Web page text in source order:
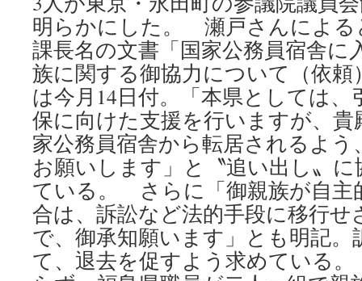
明らかにした。 瀬戸さんによる
課長名の文書「国家公務員宿舎に
族に関する御協力について（依
は今月14日付。「本県としては
保に向けた支援を行いますが、
家公務員宿舎から転居されるよ
お願いします」と〝追い出し〟
ている。 さらに「御親族が自主
合は、訴訟など法的手段に移行
で、御承知願います」とも明記
て、退去を促すよう求めている